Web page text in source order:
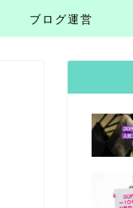
ブログ運営